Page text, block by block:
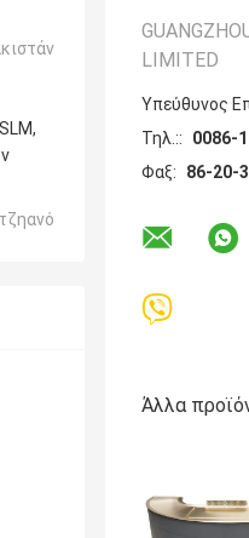
LIMITED
Υπεύθυνος
Τηλ.::
0086-
Φαξ:
86-20-
Άλλα